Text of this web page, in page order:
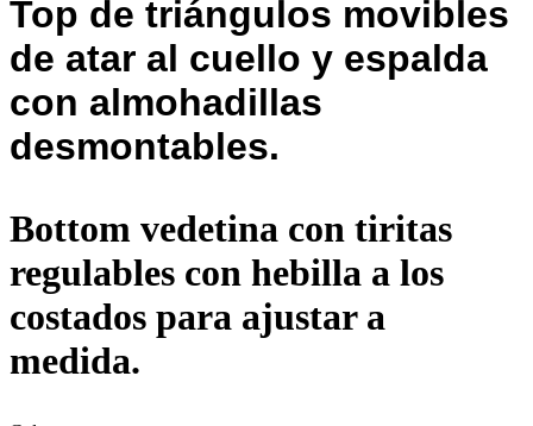
Top de triángulos movibles
de atar al cuello y espalda
con almohadillas
desmontables.
Bottom vedetina con tiritas
regulables con hebilla a los
costados para ajustar a
medida.